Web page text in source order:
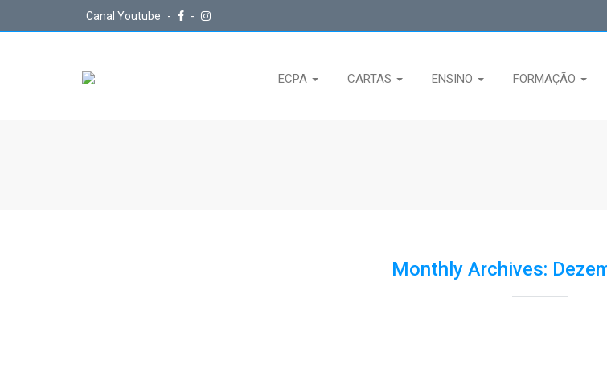
Canal Youtube - -
ECPA CARTAS ENSINO FORMAÇÃO
Monthly Archives: